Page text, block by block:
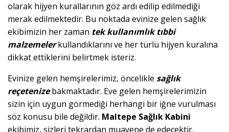
olarak hijyen kurallarının göz ardı edilip edilmediği
merak edilmektedir. Bu noktada evinize gelen sağlık
ekibimizin her zaman tek kullanımlık tıbbi
malzemelerkullandıklarını ve her türlü hijyen kuralına
dikkat ettiklerini belirtmek isteriz.
Evinize gelen hemşirelerimiz, öncelikle sağlık
reçetenizebakmaktadır. Eve gelen hemşirelerimizin
sizin için uygun görmediği herhangi bir iğne vurulması
söz konusu bile değildir. Maltepe Sağlık Kabini
ekibimiz, sizleri tekrardan muayene de edecektir.